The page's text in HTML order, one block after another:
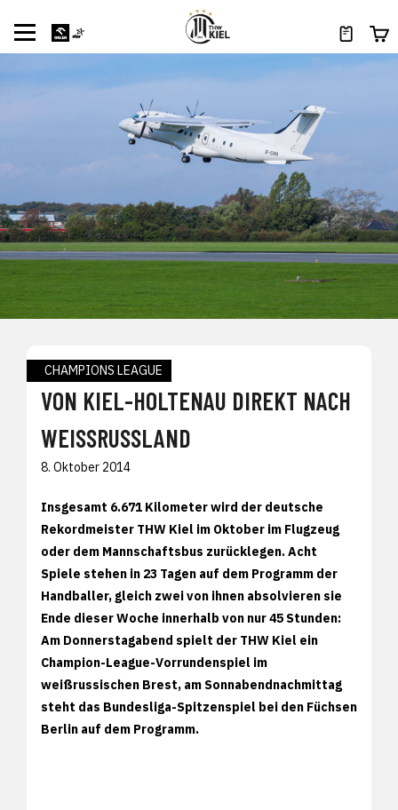
CHAMPIONS LEAGUE
VON KIEL-HOLTENAU DIREKT NACH
WEISSRUSSLAND
8. Oktober 2014
Insgesamt 6.671 Kilometer wird der deutsche
Rekordmeister THW Kiel im Oktober im Flugzeug
oder dem Mannschaftsbus zurücklegen. Acht
Spiele stehen in 23 Tagen auf dem Programm der
Handballer, gleich zwei von ihnen absolvieren sie
Ende dieser Woche innerhalb von nur 45 Stunden:
Am Donnerstagabend spielt der THW Kiel ein
Champion-League-Vorrundenspiel im
weißrussischen Brest, am Sonnabendnachmittag
steht das Bundesliga-Spitzenspiel bei den Füchsen
Berlin auf dem Programm.